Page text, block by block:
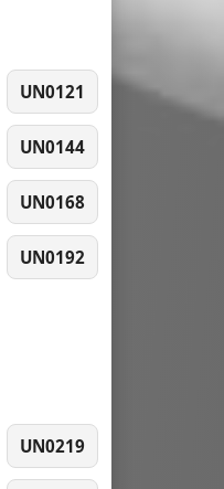
UN0121
UN0144
UN0168
UN0192
UN0219